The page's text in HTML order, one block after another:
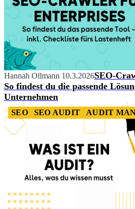
Hannah Ollmann 10.3.2026SEO-
So findest du die passende
Unternehmen
SEO SEO AUDIT AUDIT